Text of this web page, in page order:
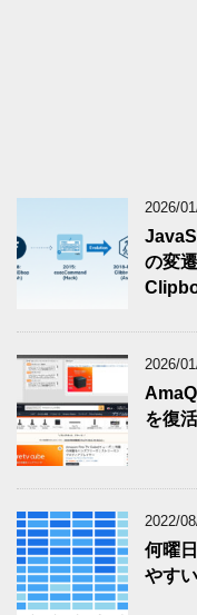
2026/
の変
2026/
を復
2022/
何曜
やす